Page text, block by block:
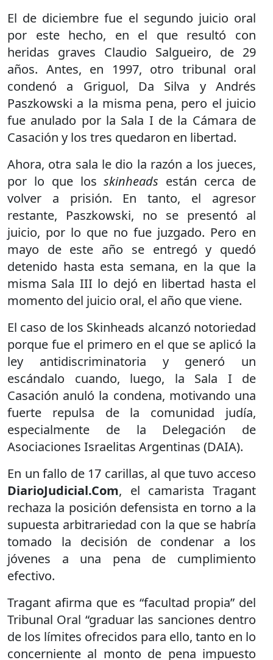
El de diciembre fue el segundo juicio oral
por este hecho, en el que resultó con
heridas graves Claudio Salgueiro, de 29
años. Antes, en 1997, otro tribunal oral
condenó a Griguol, Da Silva y Andrés
Paszkowski a la misma pena, pero el juicio
fue anulado por la Sala I de la Cámara de
Casación y los tres quedaron en libertad.
Ahora, otra sala le dio la razón a los jueces,
por lo que losskinheads están cerca de
volver a prisión. En tanto, el agresor
restante, Paszkowski, no se presentó al
juicio, por lo que no fue juzgado. Pero en
mayo de este año se entregó y quedó
detenido hasta esta semana, en la que la
misma Sala III lo dejó en libertad hasta el
momento del juicio oral, el año que viene.
El caso de los Skinheads alcanzó notoriedad
porque fue el primero en el que se aplicó la
ley antidiscriminatoria y generó un
escándalo cuando, luego, la Sala I de
Casación anuló la condena, motivando una
fuerte repulsa de la comunidad judía,
especialmente de la Delegación de
Asociaciones Israelitas Argentinas (DAIA).
En un fallo de 17 carillas, al que tuvo acceso
DiarioJudicial.Com, el camarista Tragant
rechaza la posición defensista en torno a la
supuesta arbitrariedad con la que se habría
tomado la decisión de condenar a los
jóvenes a una pena de cumplimiento
efectivo.
Tragant afirma que es “facultad propia” del
Tribunal Oral “graduar las sanciones dentro
de los límites ofrecidos para ello, tanto en lo
concerniente al monto de pena impuesto